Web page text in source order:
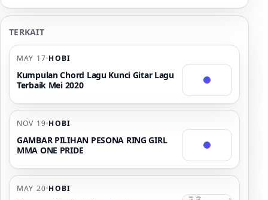
TERKAIT
MAY 17·HOBI
Kumpulan Chord Lagu Kunci Gitar Lagu
Terbaik Mei 2020
NOV 19·HOBI
GAMBAR PILIHAN PESONA RING GIRL
MMA ONE PRIDE
MAY 20·HOBI